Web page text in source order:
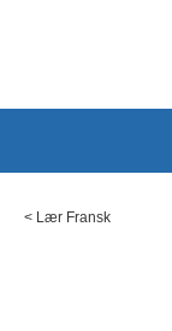
< Lær Fransk